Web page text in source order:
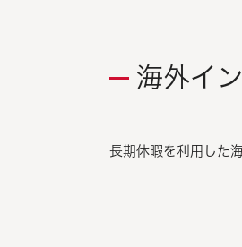
海外イ
長期休暇を利用した